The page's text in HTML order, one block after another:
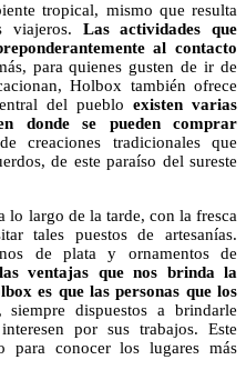
tropical, mismo que resulta
viajeros. Las actividades que
al contacto
para quienes gusten de ir de
Holbox también ofrece
del puebloexisten varias
donde se pueden comprar
creaciones tradicionales que
de este paraíso del sureste
lo largo de la tarde, con la fresca
tales puestos de artesanías.
de plata y ornamentos de
ventajas que nos brinda la
es que las personas que los
siempre dispuestos a brindarle
por sus trabajos. Este
para conocer los lugares más